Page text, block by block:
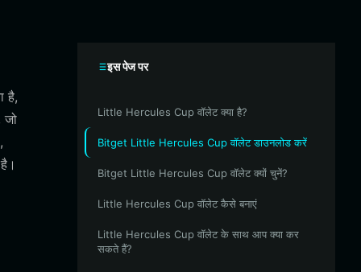
है,
जो
इस पेज पर
Little Hercules Cup वॉलेट क्या है?
Bitget Little Hercules Cup वॉलेट डाउनलोड करें
Bitget Little Hercules Cup वॉलेट क्यों चुनें?
Little Hercules Cup वॉलेट कैसे बनाएं
Little Hercules Cup वॉलेट के साथ आप क्या कर
सकते हैं?